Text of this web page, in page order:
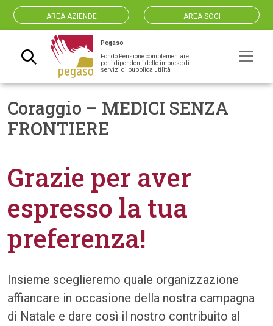
AREA AZIENDE AREA SOCI
Navigazione principale
Pegaso
Fondo Pensione complementare
per i dipendenti delle imprese di
servizi di pubblica utilità
Coraggio – MEDICI SENZA
FRONTIERE
Grazie per aver
espresso la tua
preferenza!
Insieme sceglieremo quale organizzazione
affiancare in occasione della nostra campagna
di Natale e dare così il nostro contribuito al